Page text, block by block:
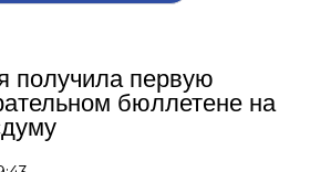
получила первую
бюллетене на